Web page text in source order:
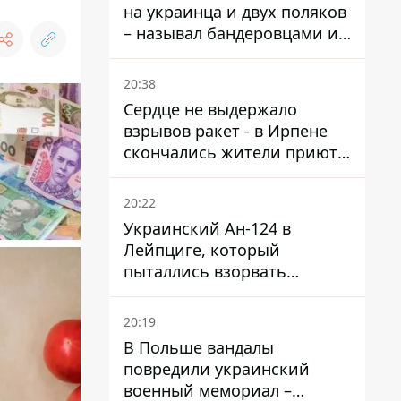
на украинца и двух поляков
– называл бандеровцами и
вел себя агрессивно
20:38
Сердце не выдержало
взрывов ракет - в Ирпене
скончались жители приюта
для собак с инвалидностью
20:22
Украинский Ан-124 в
Лейпциге, который
пыталлись взорвать
дроном, был загружен
боеприпасами
20:19
В Польше вандалы
повредили украинский
военный мемориал –